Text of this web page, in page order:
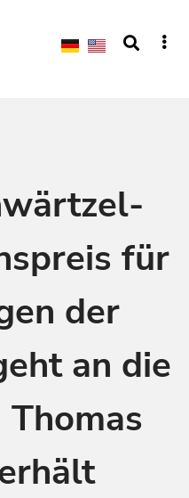
für
der
an die
Thomas